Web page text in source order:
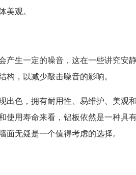
美观。
产生一定的噪音，这在一些讲究安
构，以减少敲击噪音的影响。
出色，拥有耐用性、易维护、美观
使用寿命来看，铝板依然是一种具
面无疑是一个值得考虑的选择。